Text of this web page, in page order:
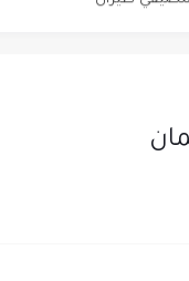
أكاديمية جولانسرالمجاني